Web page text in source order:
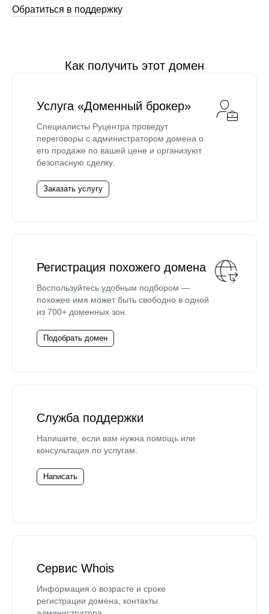
Обратиться в поддержку
Как получить этот домен
Услуга «Доменный брокер»
Специалисты Руцентра проведут
переговоры с администратором домена о
его продаже по вашей цене и организуют
безопасную сделку.
Заказать услугу
Регистрация похожего домена
Воспользуйтесь удобным подбором —
похожее имя может быть свободно в одной
из 700+ доменных зон.
Подобрать домен
Служба поддержки
Напишите, если вам нужна помощь или
консультация по услугам.
Написать
Сервис Whois
Информация о возрасте и сроке
регистрации домена, контакты